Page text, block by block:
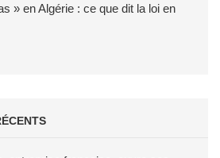
» en Algérie : ce que dit la loi en